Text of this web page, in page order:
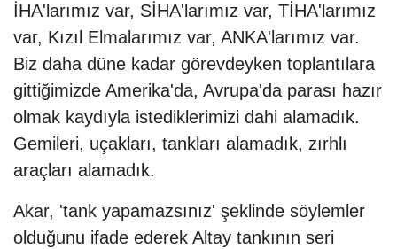
İHA'larımız var, SİHA'larımız var, TİHA'larımız
var, Kızıl Elmalarımız var, ANKA'larımız var.
Biz daha düne kadar görevdeyken toplantılara
gittiğimizde Amerika'da, Avrupa'da parası hazır
olmak kaydıyla istediklerimizi dahi alamadık.
Gemileri, uçakları, tankları alamadık, zırhlı
araçları alamadık.
Akar, 'tank yapamazsınız' şeklinde söylemler
olduğunu ifade ederek Altay tankının seri